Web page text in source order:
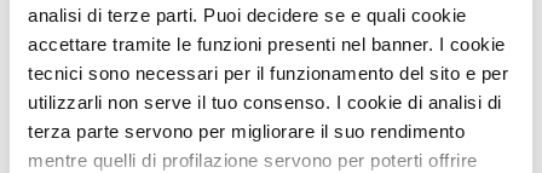
analisi di terze parti. Puoi decidere se e quali cookie
accettare tramite le funzioni presenti nel banner. I cookie
tecnici sono necessari per il funzionamento del sito e per
utilizzarli non serve il tuo consenso. I cookie di analisi di
terza parte servono per migliorare il suo rendimento
mentre quelli di profilazione servono per poterti offrire
Bed and Breakfast
B&B Rezzonico Graziella
Como Lombardia